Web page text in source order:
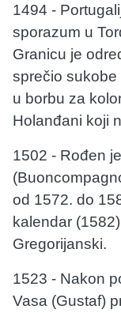
1494 -
sporazum u
Granicu je
sprečio sukobe
u borbu za
Holanđani koji
1502 - Rođen
od 1572. do
kalendar
Gregorijanski.
1523 - Nakon
Vasa (Gustaf)